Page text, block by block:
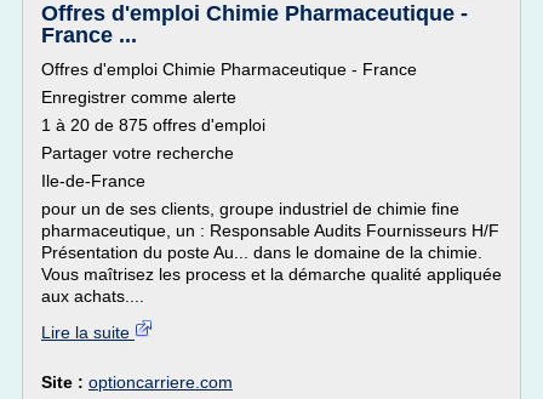
Offres d'emploi Chimie Pharmaceutique -
France ...
Offres d'emploi Chimie Pharmaceutique - France
Enregistrer comme alerte
1 à 20 de 875 offres d'emploi
Partager votre recherche
Ile-de-France
pour un de ses clients, groupe industriel de chimie fine
pharmaceutique, un : Responsable Audits Fournisseurs H/F
Présentation du poste Au... dans le domaine de la chimie.
Vous maîtrisez les process et la démarche qualité appliquée
aux achats....
Lire la suite
Site : optioncarriere.com